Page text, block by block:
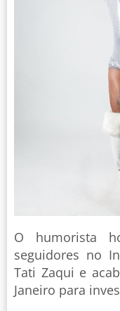
O humorista
seguidores no
Tati Zaqui e
Janeiro para